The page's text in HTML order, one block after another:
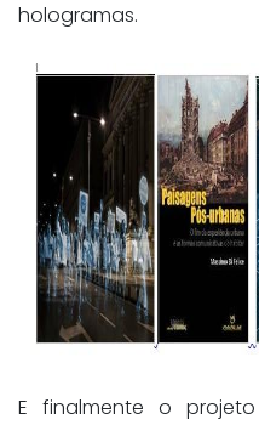
hologramas.
E finalmente o projeto